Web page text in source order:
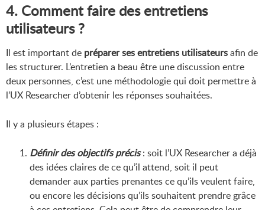
4. Comment faire des entretiens
utilisateurs ?
Il est important de préparer ses entretiens utilisateursafin de
les structurer. L’entretien a beau être une discussion entre
deux personnes, c’est une méthodologie qui doit permettre à
l’UX Researcher d’obtenir les réponses souhaitées.
Il y a plusieurs étapes :
Définir des objectifs précis: soit l’UX Researcher a déjà
des idées claires de ce qu’il attend, soit il peut
demander aux parties prenantes ce qu’ils veulent faire,
ou encore les décisions qu’ils souhaitent prendre grâce